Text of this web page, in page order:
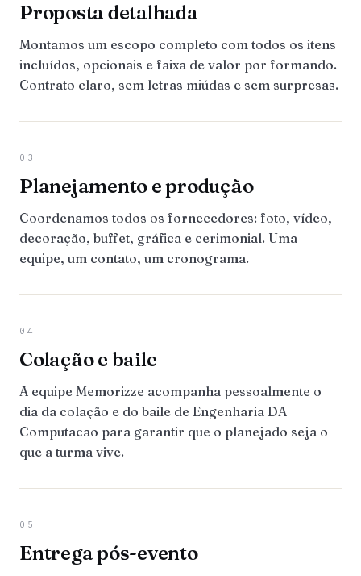
Proposta detalhada
Montamos um escopo completo com todos os itens
incluídos, opcionais e faixa de valor por formando.
Contrato claro, sem letras miúdas e sem surpresas.
03
Planejamento e produção
Coordenamos todos os fornecedores: foto, vídeo,
decoração, buffet, gráfica e cerimonial. Uma
equipe, um contato, um cronograma.
04
Colação e baile
A equipe Memorizze acompanha pessoalmente o
dia da colação e do baile de Engenharia DA
Computacao para garantir que o planejado seja o
que a turma vive.
05
Entrega pós-evento